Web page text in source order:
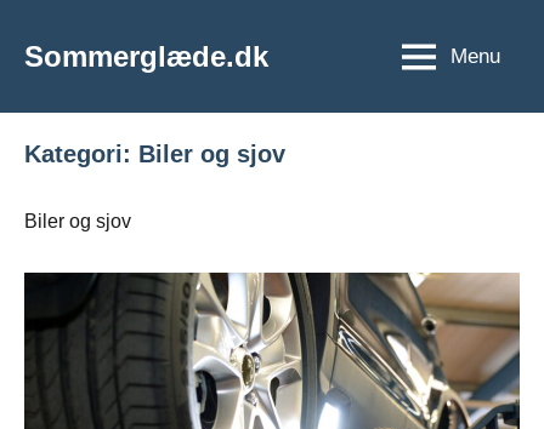
Sommerglæde.dk
Vi
med
og
Menu
Kategori: Biler og sjov
Biler og sjov